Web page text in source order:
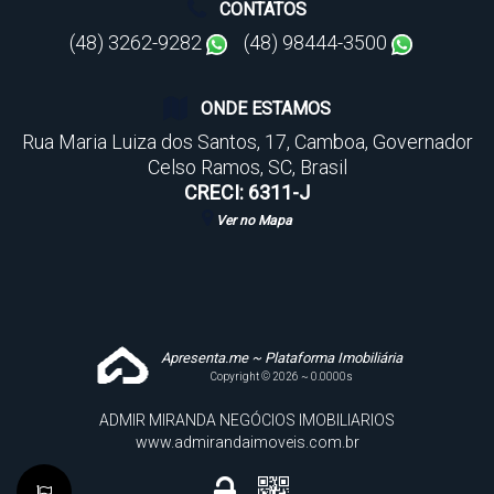
CONTATOS
(48) 3262-9282 (48) 98444-3500
ONDE ESTAMOS
Rua Maria Luiza dos Santos, 17, Camboa, Governador
Celso Ramos, SC, Brasil
CRECI: 6311-J
Ver no Mapa
Apresenta.me ~ Plataforma Imobiliária
Copyright © 2026 ~ 0.0000s
ADMIR MIRANDA NEGÓCIOS IMOBILIARIOS
www.admirandaimoveis.com.br